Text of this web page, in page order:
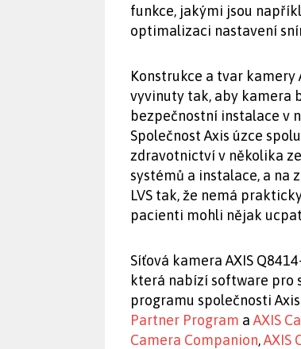
funkce, jakými jsou
optimalizaci nastavení
Konstrukce a tvar kamery
vyvinuty tak, aby kamera
bezpečnostní instalace v
Společnost Axis úzce
zdravotnictví v několika
systémů a instalace, a na
LVS tak, že nemá
pacienti mohli nějak
Síťová kamera AXIS
která nabízí software pro
programu společnosti
Partner Program a AXIS
Camera Companion,AXIS